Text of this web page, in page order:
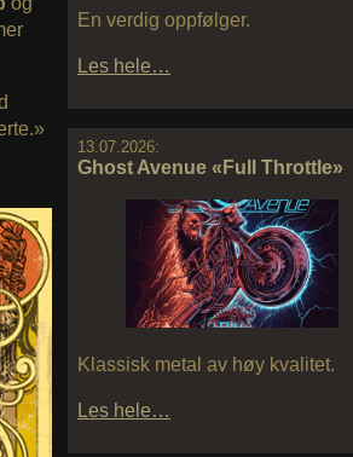
En verdig oppfølger.
Les hele…
13.07.2026:
Ghost Avenue «Full Throttle»
Klassisk metal av høy kvalitet.
Les hele…